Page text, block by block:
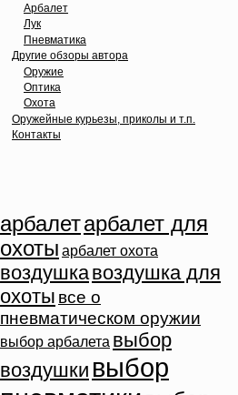
Арбалет
Лук
Пневматика
Другие обзоры автора
Оружие
Оптика
Охота
Оружейные курьезы, приколы и т.п.
Контакты
арбалетарбалет для
охоты арбалет охота
воздушкавоздушка для
охоты все о
пневматическом оружии
выбор арбалета выбор
воздушки выбор